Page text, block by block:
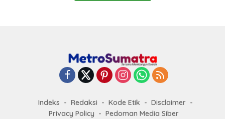
Indeks Redaksi Kode Etik
Disclaimer
Privacy Policy
Pedoman Media Siber